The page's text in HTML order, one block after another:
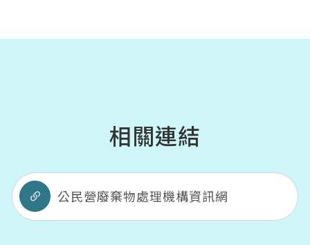
相關連結
公民營廢棄物處理機構資訊網